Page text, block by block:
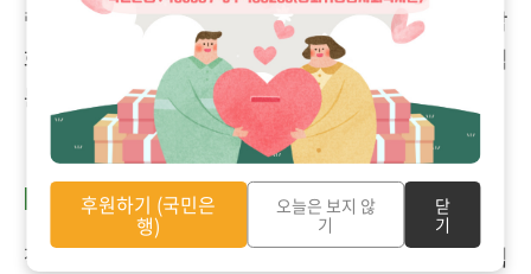
렇게 열심이니 담당자와 작가분들을 응원하는 마음으로 삽
화라도 그려주겠다며 힘을 보태주신 분들도. 응원해주신
덕
분에 힘을 내어 열심히 돌아다닐 수 있었습니다.
[새로운 주민 만나기
작년에 방화11종합사회복지관에 새로 입사하게 되어 아직
후원하기 (국민은
행)
오늘은 보지 않
기
닫
기